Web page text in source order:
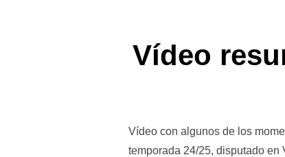
Vídeo
Vídeo con algunos de los
temporada 24/25, disputado